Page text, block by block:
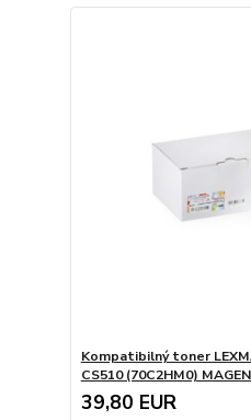
Kompatibilný toner
CS510 (70C2HM0)
39,80 EUR